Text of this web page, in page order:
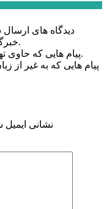
دیدگاه های
خبرگزاری الف در وب منتشر خواهد شد.
پیام هایی که حاوی تهمت یا افترا باشد منتشر نخواهد شد.
پیام هایی که به غیر از
نشانی